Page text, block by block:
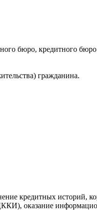
бюро, кредитного
гражданина.
кредитных историй,
оказание